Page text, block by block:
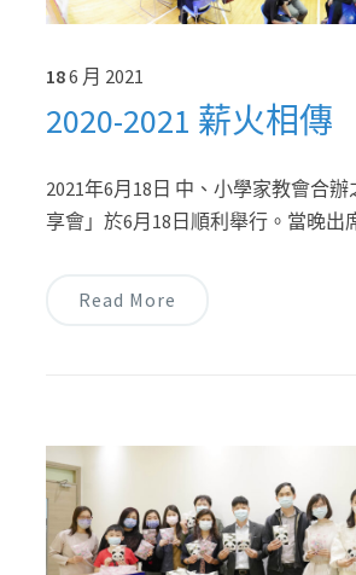
186 月 2021
2020-2021 薪火相傳
2021年6月18日 中、小學家教會合
享會」於6月18日順利舉行。當晚
Read More